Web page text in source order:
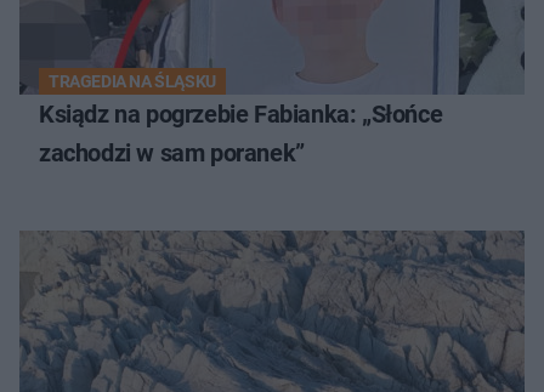
TRAGEDIA NA ŚLĄSKU
Ksiądz na pogrzebie Fabianka: „Słońce
zachodzi w sam poranek”